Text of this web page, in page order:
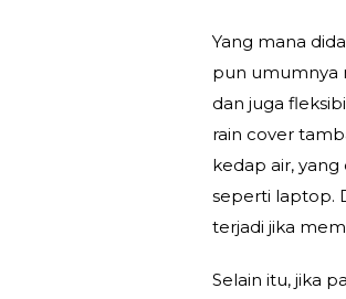
Yang mana
pun umumnya
dan juga
rain cover
kedap air,
seperti laptop.
terjadi jika
Selain itu, jika